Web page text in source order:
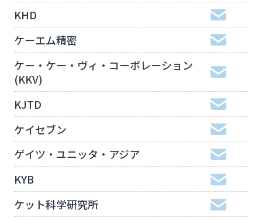
KHD
ケーエム精密
ケー・ケー・ヴィ・コーポレーション
(KKV)
KJTD
ケイセブン
ゲイツ・ユニッタ・アジア
KYB
ケット科学研究所